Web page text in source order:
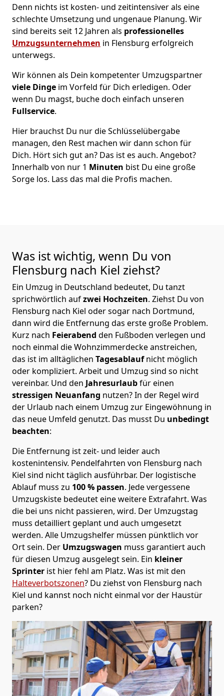
Denn nichts ist kosten- und zeitintensiver als eine
schlechte Umsetzung und ungenaue Planung. Wir
sind bereits seit 12 Jahren als professionelles
Umzugsunternehmen in Flensburg erfolgreich
unterwegs.
Wir können als Dein kompetenter Umzugspartner
viele Dinge im Vorfeld für Dich erledigen. Oder
wenn Du magst, buche doch einfach unseren
Fullservice.
Hier brauchst Du nur die Schlüsselübergabe
managen, den Rest machen wir dann schon für
Dich. Hört sich gut an? Das ist es auch. Angebot?
Innerhalb von nur 1 Minuten bist Du eine große
Sorge los. Lass das mal die Profis machen.
Was ist wichtig, wenn Du von
Flensburg nach Kiel ziehst?
Ein Umzug in Deutschland bedeutet, Du tanzt
sprichwörtlich aufzwei Hochzeiten. Ziehst Du von
Flensburg nach Kiel oder sogar nach Dortmund,
dann wird die Entfernung das erste große Problem.
Kurz nach Feierabend den Fußboden verlegen und
noch einmal die Wohnzimmerdecke anstreichen,
das ist im alltäglichen Tagesablaufnicht möglich
oder kompliziert. Arbeit und Umzug sind so nicht
vereinbar. Und den Jahresurlaubfür einen
stressigen Neuanfang nutzen? In der Regel wird
der Urlaub nach einem Umzug zur Eingewöhnung in
das neue Umfeld genutzt. Das musst Du unbedingt
beachten:
Die Entfernung ist zeit- und leider auch
kostenintensiv. Pendelfahrten von Flensburg nach
Kiel sind nicht täglich ausführbar. Der logistische
Ablauf muss zu 100 % passen. Jede vergessene
Umzugskiste bedeutet eine weitere Extrafahrt. Was
die bei uns nicht passieren, wird. Der Umzugstag
muss detailliert geplant und auch umgesetzt
werden. Alle Umzugshelfer müssen pünktlich vor
Ort sein. Der Umzugswagen muss garantiert auch
für diesen Umzug ausgelegt sein. Ein kleiner
Sprinter ist hier fehl am Platz. Was ist mit den
Halteverbotszonen? Du ziehst von Flensburg nach
Kiel und kannst noch nicht einmal vor der Haustür
parken?